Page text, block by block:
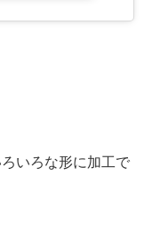
いろな形に加工で